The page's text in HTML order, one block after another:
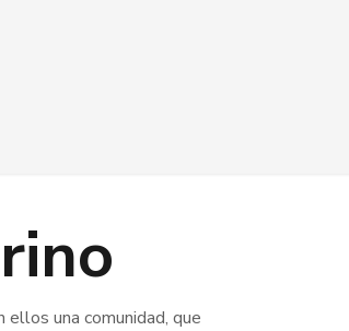
ellos una comunidad, que